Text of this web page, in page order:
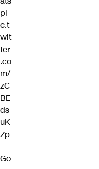
pi
c.t
wit
ter
.co
m/
zC
BE
ds
uK
Zp
—
Go